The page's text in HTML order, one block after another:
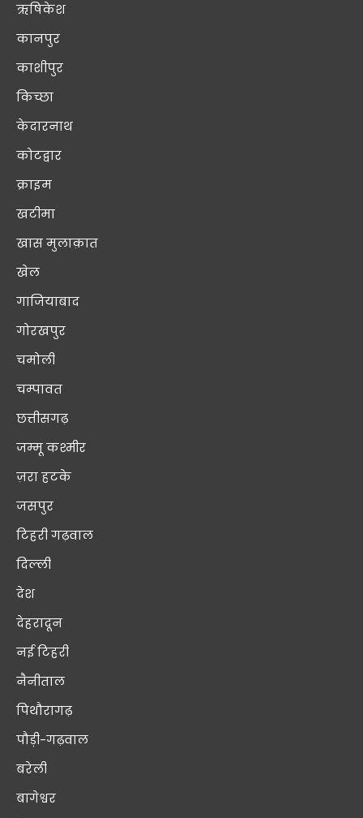
ऋषिकेश
कानपुर
काशीपुर
किच्छा
केदारनाथ
कोटद्वार
क्राइम
खटीमा
खास मुलाक़ात
खेल
गाजियाबाद
गोरखपुर
चमोली
चम्पावत
छत्तीसगढ़
जम्मू कश्मीर
ज़रा हटके
जसपुर
टिहरी गढ़वाल
दिल्ली
देश
देहरादून
नई टिहरी
नैनीताल
पिथौरागढ़
पौड़ी-गढ़वाल
बरेली
बागेश्वर